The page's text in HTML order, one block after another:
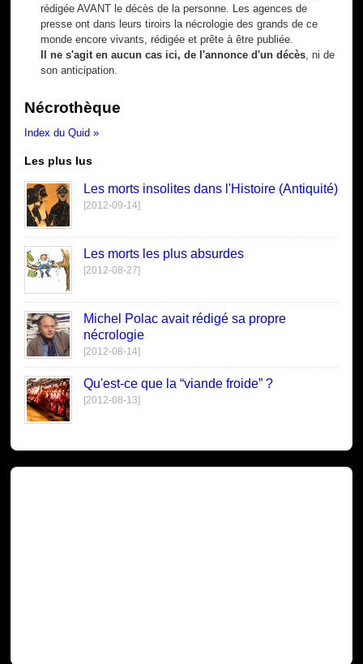
rédigée AVANT le décès de la personne. Les agences de
presse ont dans leurs tiroirs la nécrologie des grands de ce
monde encore vivants, rédigée et prête à être publiée.
Il ne s'agit en aucun cas ici, de l'annonce d'un décès , ni de
son anticipation.
Nécrothèque
Index du Quid »
Les plus lus
Les morts insolites dans l'Histoire (Antiquité)
[2012-09-14]
Les morts les plus absurdes
[2012-08-27]
Michel Polac avait rédigé sa propre
nécrologie
[2012-08-14]
Qu'est-ce que la “viande froide” ?
[2012-08-13]